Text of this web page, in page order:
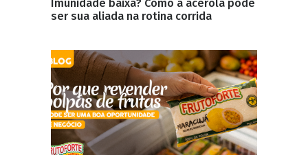
Imunidade baixa? Como a acerola pode
ser sua aliada na rotina corrida